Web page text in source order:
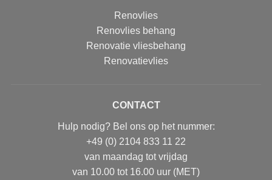
Renovlies
Renovlies behang
Renovatie vliesbehang
Renovatievlies
CONTACT
Hulp nodig? Bel ons op het nummer:
+49 (0) 2104 833 11 22
van maandag tot vrijdag
van 10.00 tot 16.00 uur (MET)